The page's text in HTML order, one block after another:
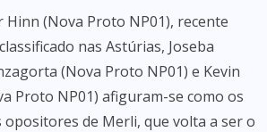
Hinn (Nova Proto NP01), recente
nas Astúrias, Joseba
(Nova Proto NP01) e Kevin
Proto NP01) afiguram-se como os
opositores de Merli, que volta a ser o